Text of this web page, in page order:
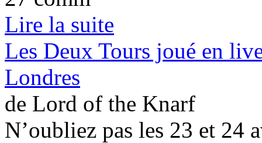
Lire la suite
Les Deux Tours joué en
Londres
de Lord of the Knarf
N’oubliez pas les 23 et 24